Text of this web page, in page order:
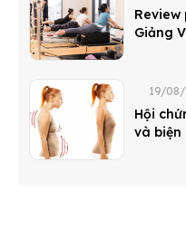
Review
Giảng
19/
Hội
và biện